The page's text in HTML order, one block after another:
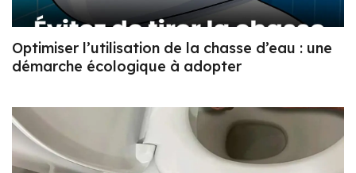
Optimiser l’utilisation de la chasse d’eau : une
démarche écologique à adopter